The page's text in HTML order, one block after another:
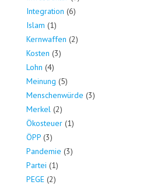
Integration (6)
Islam (1)
Kernwaffen (2)
Kosten (3)
Lohn (4)
Meinung (5)
Menschenwürde (3)
Merkel (2)
Ökosteuer (1)
ÖPP (3)
Pandemie (3)
Partei (1)
PEGE (2)